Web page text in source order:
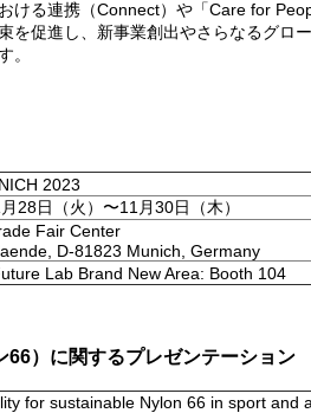
ける連携（Connect）や「Care for
を促進し、新事業創出やさらなるグロ
。
2023
28日（火）〜11月30日（木）
Fair Center
D-81823 Munich, Germany
Lab Brand New Area: Booth 104
66）に関するプレゼンテーション
for sustainable Nylon 66 in sport and